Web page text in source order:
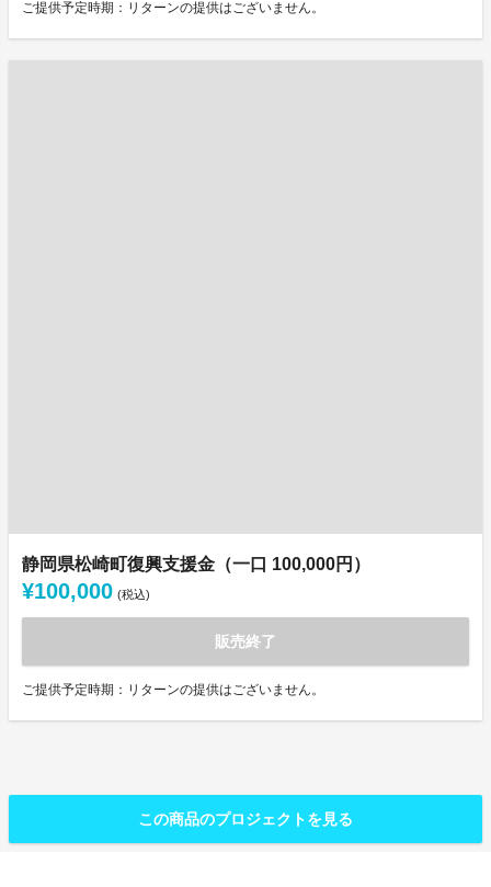
ご提供予定時期：リターンの提供はございません。
静岡県松崎町復興支援金（一口 100,000円）
¥100,000 (税込)
販売終了
ご提供予定時期：リターンの提供はございません。
この商品のプロジェクトを見る